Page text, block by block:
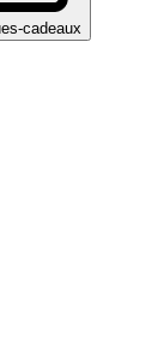
cadeaux